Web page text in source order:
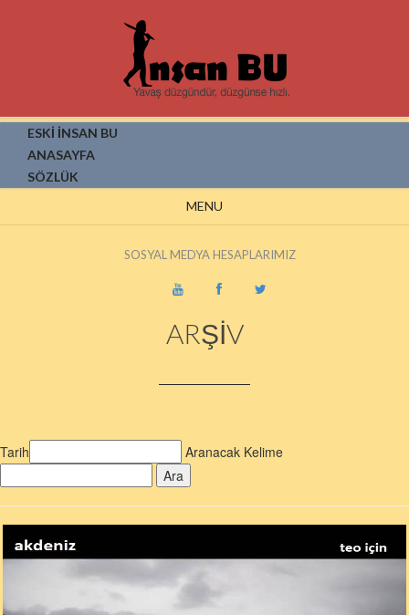
ESKİ İNSAN BU
ANASAYFA
SÖZLÜK
MENU
SOSYAL MEDYA HESAPLARIMIZ
ARŞİV
Tarih
Aranacak Kelime
Ara